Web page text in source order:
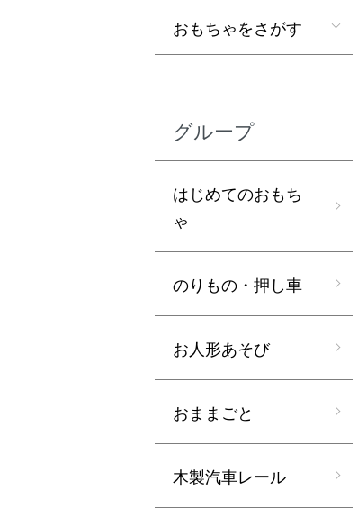
おもちゃをさがす
グループ
はじめてのおもち
ゃ
のりもの・押し車
お人形あそび
おままごと
木製汽車レール